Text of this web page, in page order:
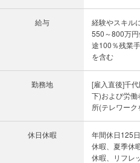
給与
経験やスキル
550～800万
途100％残業
を含む
勤務地
[雇入直後]千
下)および労
所(テレワー
休日休暇
年間休日125
休暇、夏季休
休暇、リフレ